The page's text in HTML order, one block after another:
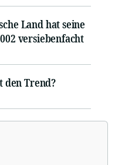
Land hat seine
versiebenfacht
den Trend?